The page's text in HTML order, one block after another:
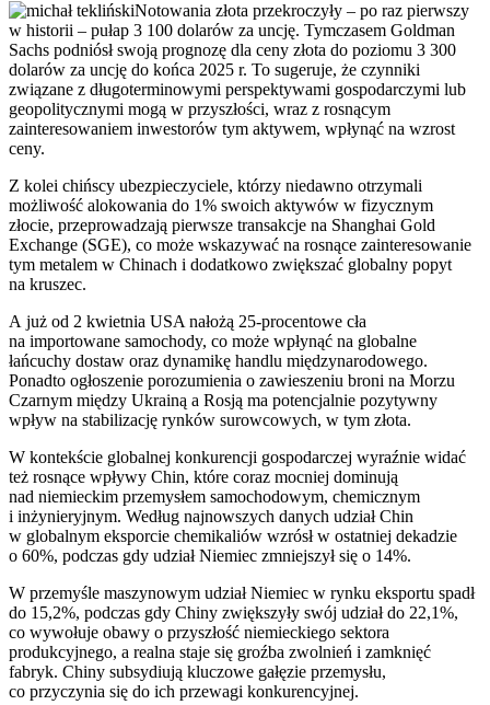
Notowania złota przekroczyły – po raz pierwszy
w historii – pułap 3 100 dolarów za uncję. Tymczasem Goldman
Sachs podniósł swoją prognozę dla ceny złota do poziomu 3 300
dolarów za uncję do końca 2025 r. To sugeruje, że czynniki
związane z długoterminowymi perspektywami gospodarczymi lub
geopolitycznymi mogą w przyszłości, wraz z rosnącym
zainteresowaniem inwestorów tym aktywem, wpłynąć na wzrost
ceny.
Z kolei chińscy ubezpieczyciele, którzy niedawno otrzymali
możliwość alokowania do 1% swoich aktywów w fizycznym
złocie, przeprowadzają pierwsze transakcje na Shanghai Gold
Exchange (SGE), co może wskazywać na rosnące zainteresowanie
tym metalem w Chinach i dodatkowo zwiększać globalny popyt
na kruszec.
A już od 2 kwietnia USA nałożą 25-procentowe cła
na importowane samochody, co może wpłynąć na globalne
łańcuchy dostaw oraz dynamikę handlu międzynarodowego.
Ponadto ogłoszenie porozumienia o zawieszeniu broni na Morzu
Czarnym między Ukrainą a Rosją ma potencjalnie pozytywny
wpływ na stabilizację rynków surowcowych, w tym złota.
W kontekście globalnej konkurencji gospodarczej wyraźnie widać
też rosnące wpływy Chin, które coraz mocniej dominują
nad niemieckim przemysłem samochodowym, chemicznym
i inżynieryjnym. Według najnowszych danych udział Chin
w globalnym eksporcie chemikaliów wzrósł w ostatniej dekadzie
o 60%, podczas gdy udział Niemiec zmniejszył się o 14%.
W przemyśle maszynowym udział Niemiec w rynku eksportu spadł
do 15,2%, podczas gdy Chiny zwiększyły swój udział do 22,1%,
co wywołuje obawy o przyszłość niemieckiego sektora
produkcyjnego, a realna staje się groźba zwolnień i zamknięć
fabryk. Chiny subsydiują kluczowe gałęzie przemysłu,
co przyczynia się do ich przewagi konkurencyjnej.